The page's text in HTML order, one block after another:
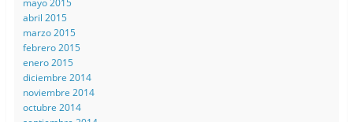
mayo 2015
abril 2015
marzo 2015
febrero 2015
enero 2015
diciembre 2014
noviembre 2014
octubre 2014